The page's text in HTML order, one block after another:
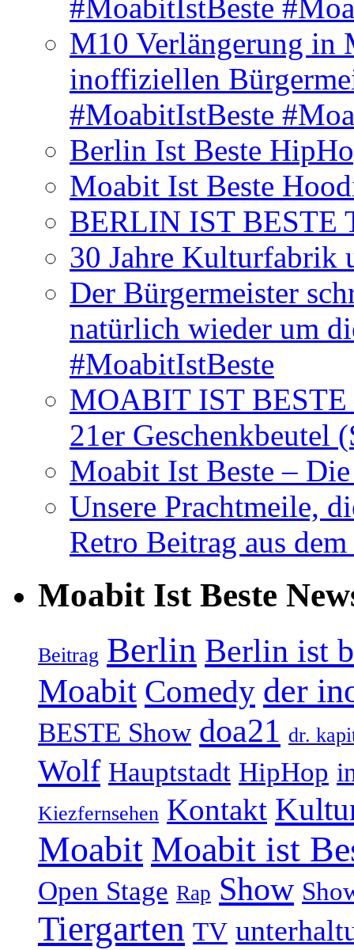
#MoabitIstBeste
M10 Verlängerung in
inoffiziellen
#MoabitIstBeste
Berlin Ist Beste
Moabit Ist Beste
BERLIN IST BESTE
30 Jahre Kulturfabrik
Der Bürgermeister
natürlich wieder um
#MoabitIstBeste
MOABIT IST BESTE
21er Geschenkbeutel
Moabit Ist Beste –
Unsere Prachtmeile,
Retro Beitrag aus
Moabit Ist Beste
Beitrag Berlin Berlin ist
Moabit Comedy der
BESTE Show doa21 dr.
Wolf Hauptstadt HipHop
Kiezfernsehen Kontakt
Moabit Moabit ist
Open Stage Rap Show
Tiergarten TV